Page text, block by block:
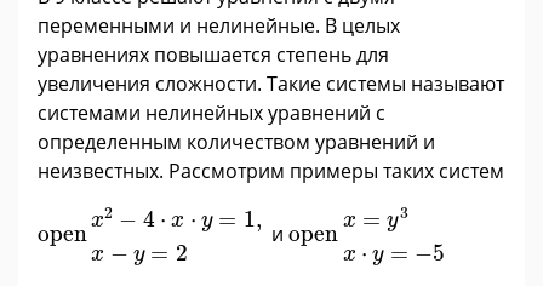
переменными и нелинейные. В целых
уравнениях повышается степень для
увеличения сложности. Такие системы называют
системами нелинейных уравнений с
определенным количеством уравнений и
неизвестных. Рассмотрим примеры таких систем
open
x2 − 4 ⋅ x ⋅ y = 1,
x − y = 2
·y ,
иopen
x = y3
x ⋅ y = −5
5